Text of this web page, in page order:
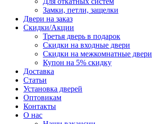
Замки, петли, защелки
Двери на заказ
Скидки/Акции
Третья дверь в подарок
Скидки на входные двери
Скидки на межкомнатные двери
Купон на 5% скидку
Доставка
Статьи
Установка дверей
Оптовикам
Контакты
О нас